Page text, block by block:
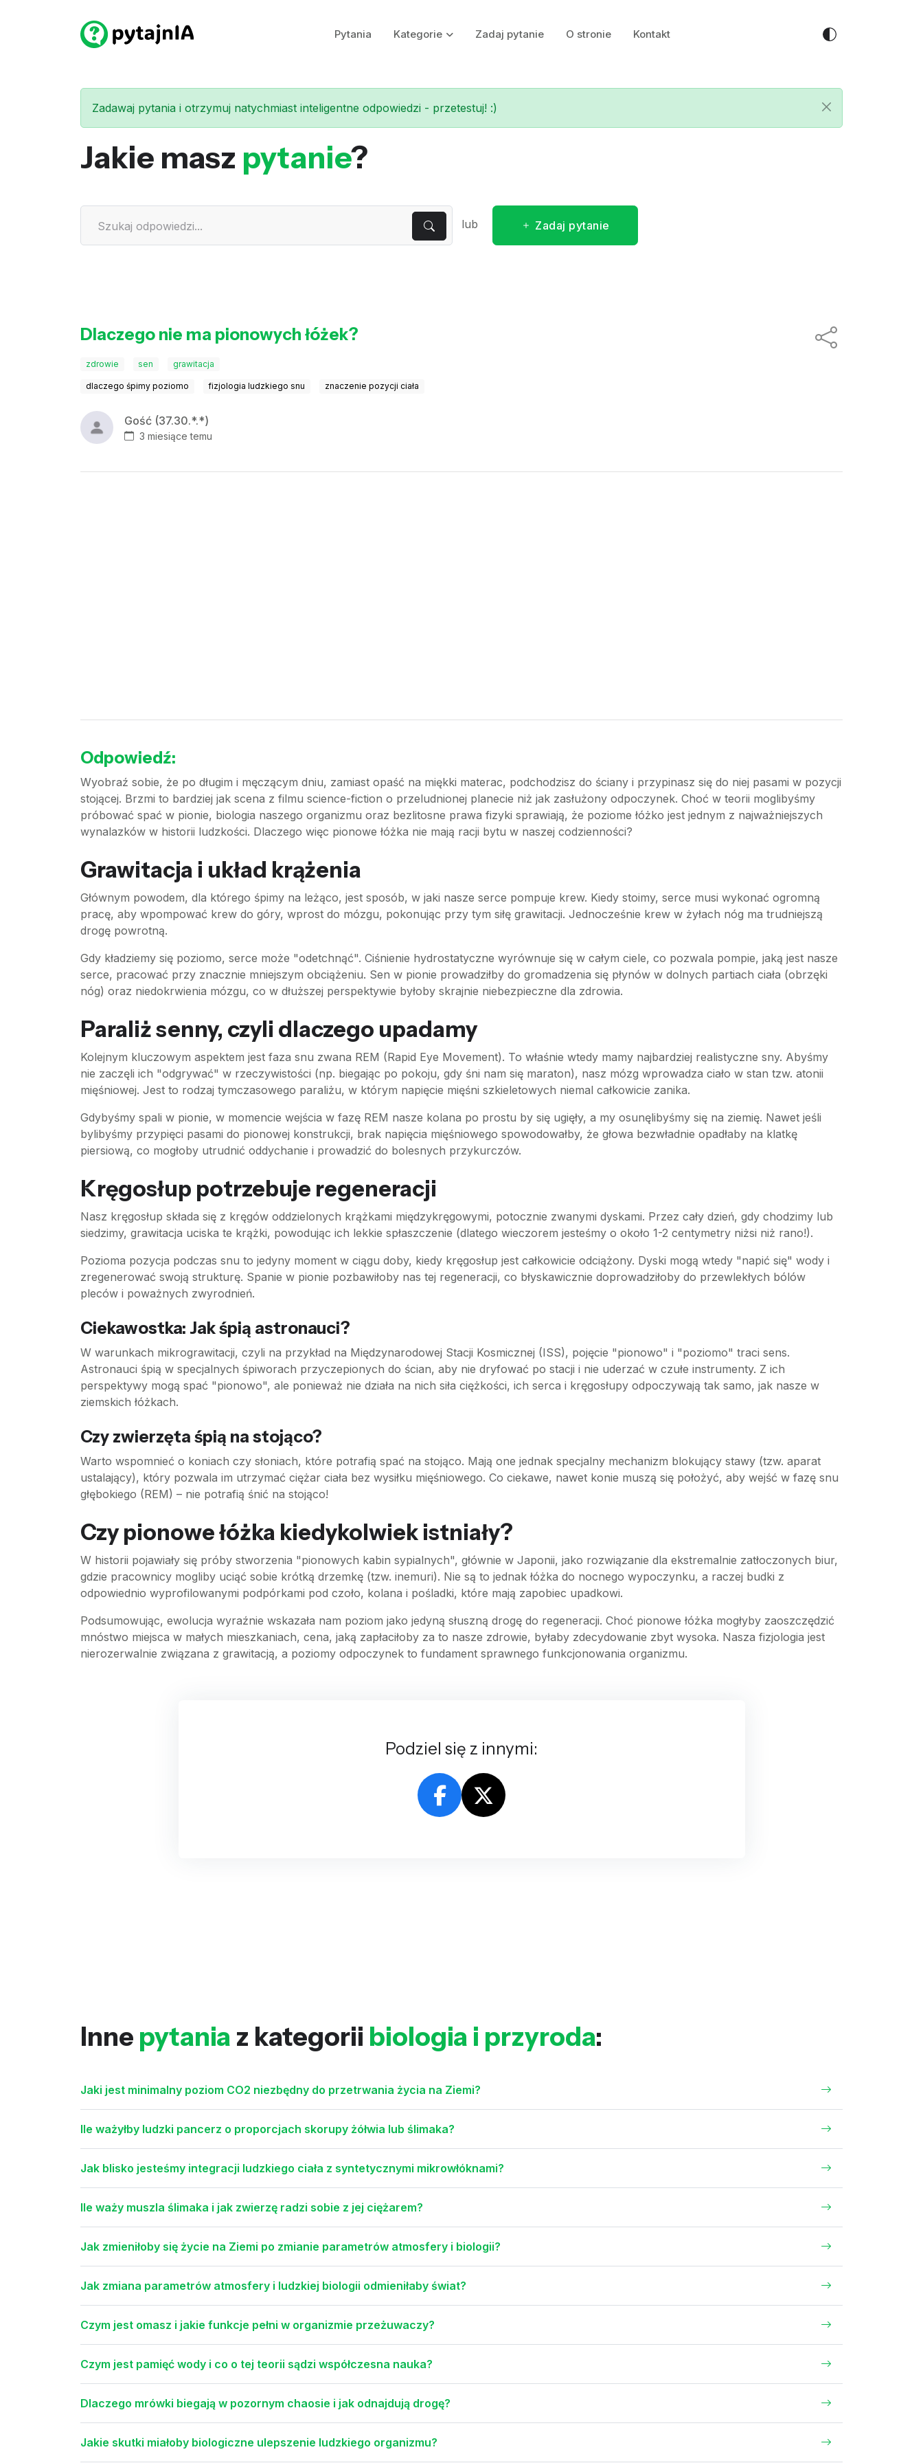
Pytania Kategorie Zadaj pytanie O stronie Kontakt
Zadawaj pytania i otrzymuj natychmiast inteligentne odpowiedzi - przetestuj! :)
Jakie masz pytanie?
lub Zadaj pytanie
Dlaczego nie ma pionowych łóżek?
zdrowie sen grawitacja
dlaczego śpimy poziomo fizjologia ludzkiego snu znaczenie pozycji ciała
Gość (37.30.*.*)
3 miesiące temu
Odpowiedź:
Wyobraź sobie, że po długim i męczącym dniu, zamiast opaść na miękki materac, podchodzisz do ściany i przypinasz się do niej pasami w pozycji
stojącej. Brzmi to bardziej jak scena z filmu science-fiction o przeludnionej planecie niż jak zasłużony odpoczynek. Choć w teorii moglibyśmy
próbować spać w pionie, biologia naszego organizmu oraz bezlitosne prawa fizyki sprawiają, że poziome łóżko jest jednym z najważniejszych
wynalazków w historii ludzkości. Dlaczego więc pionowe łóżka nie mają racji bytu w naszej codzienności?
Grawitacja i układ krążenia
Głównym powodem, dla którego śpimy na leżąco, jest sposób, w jaki nasze serce pompuje krew. Kiedy stoimy, serce musi wykonać ogromną
pracę, aby wpompować krew do góry, wprost do mózgu, pokonując przy tym siłę grawitacji. Jednocześnie krew w żyłach nóg ma trudniejszą
drogę powrotną.
Gdy kładziemy się poziomo, serce może "odetchnąć". Ciśnienie hydrostatyczne wyrównuje się w całym ciele, co pozwala pompie, jaką jest nasze
serce, pracować przy znacznie mniejszym obciążeniu. Sen w pionie prowadziłby do gromadzenia się płynów w dolnych partiach ciała (obrzęki
nóg) oraz niedokrwienia mózgu, co w dłuższej perspektywie byłoby skrajnie niebezpieczne dla zdrowia.
Paraliż senny, czyli dlaczego upadamy
Kolejnym kluczowym aspektem jest faza snu zwana REM (Rapid Eye Movement). To właśnie wtedy mamy najbardziej realistyczne sny. Abyśmy
nie zaczęli ich "odgrywać" w rzeczywistości (np. biegając po pokoju, gdy śni nam się maraton), nasz mózg wprowadza ciało w stan tzw. atonii
mięśniowej. Jest to rodzaj tymczasowego paraliżu, w którym napięcie mięśni szkieletowych niemal całkowicie zanika.
Gdybyśmy spali w pionie, w momencie wejścia w fazę REM nasze kolana po prostu by się ugięły, a my osunęlibyśmy się na ziemię. Nawet jeśli
bylibyśmy przypięci pasami do pionowej konstrukcji, brak napięcia mięśniowego spowodowałby, że głowa bezwładnie opadłaby na klatkę
piersiową, co mogłoby utrudnić oddychanie i prowadzić do bolesnych przykurczów.
Kręgosłup potrzebuje regeneracji
Nasz kręgosłup składa się z kręgów oddzielonych krążkami międzykręgowymi, potocznie zwanymi dyskami. Przez cały dzień, gdy chodzimy lub
siedzimy, grawitacja uciska te krążki, powodując ich lekkie spłaszczenie (dlatego wieczorem jesteśmy o około 1-2 centymetry niżsi niż rano!).
Pozioma pozycja podczas snu to jedyny moment w ciągu doby, kiedy kręgosłup jest całkowicie odciążony. Dyski mogą wtedy "napić się" wody i
zregenerować swoją strukturę. Spanie w pionie pozbawiłoby nas tej regeneracji, co błyskawicznie doprowadziłoby do przewlekłych bólów
pleców i poważnych zwyrodnień.
Ciekawostka: Jak śpią astronauci?
W warunkach mikrograwitacji, czyli na przykład na Międzynarodowej Stacji Kosmicznej (ISS), pojęcie "pionowo" i "poziomo" traci sens.
Astronauci śpią w specjalnych śpiworach przyczepionych do ścian, aby nie dryfować po stacji i nie uderzać w czułe instrumenty. Z ich
perspektywy mogą spać "pionowo", ale ponieważ nie działa na nich siła ciężkości, ich serca i kręgosłupy odpoczywają tak samo, jak nasze w
ziemskich łóżkach.
Czy zwierzęta śpią na stojąco?
Warto wspomnieć o koniach czy słoniach, które potrafią spać na stojąco. Mają one jednak specjalny mechanizm blokujący stawy (tzw. aparat
ustalający), który pozwala im utrzymać ciężar ciała bez wysiłku mięśniowego. Co ciekawe, nawet konie muszą się położyć, aby wejść w fazę snu
głębokiego (REM) – nie potrafią śnić na stojąco!
Czy pionowe łóżka kiedykolwiek istniały?
W historii pojawiały się próby stworzenia "pionowych kabin sypialnych", głównie w Japonii, jako rozwiązanie dla ekstremalnie zatłoczonych biur,
gdzie pracownicy mogliby uciąć sobie krótką drzemkę (tzw. inemuri). Nie są to jednak łóżka do nocnego wypoczynku, a raczej budki z
odpowiednio wyprofilowanymi podpórkami pod czoło, kolana i pośladki, które mają zapobiec upadkowi.
Podsumowując, ewolucja wyraźnie wskazała nam poziom jako jedyną słuszną drogę do regeneracji. Choć pionowe łóżka mogłyby zaoszczędzić
mnóstwo miejsca w małych mieszkaniach, cena, jaką zapłaciłoby za to nasze zdrowie, byłaby zdecydowanie zbyt wysoka. Nasza fizjologia jest
nierozerwalnie związana z grawitacją, a poziomy odpoczynek to fundament sprawnego funkcjonowania organizmu.
Podziel się z innymi:
Inne pytania z kategorii biologia i przyroda:
Jaki jest minimalny poziom CO2 niezbędny do przetrwania życia na Ziemi?
Ile ważyłby ludzki pancerz o proporcjach skorupy żółwia lub ślimaka?
Jak blisko jesteśmy integracji ludzkiego ciała z syntetycznymi mikrowłóknami?
Ile waży muszla ślimaka i jak zwierzę radzi sobie z jej ciężarem?
Jak zmieniłoby się życie na Ziemi po zmianie parametrów atmosfery i biologii?
Jak zmiana parametrów atmosfery i ludzkiej biologii odmieniłaby świat?
Czym jest omasz i jakie funkcje pełni w organizmie przeżuwaczy?
Czym jest pamięć wody i co o tej teorii sądzi współczesna nauka?
Dlaczego mrówki biegają w pozornym chaosie i jak odnajdują drogę?
Jakie skutki miałoby biologiczne ulepszenie ludzkiego organizmu?